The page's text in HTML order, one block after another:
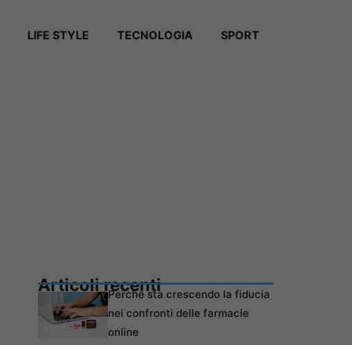
LIFE STYLE TECNOLOGIA SPORT
Articoli recentiPerché sta crescendo la fiducia
nei confronti delle farmacie
online